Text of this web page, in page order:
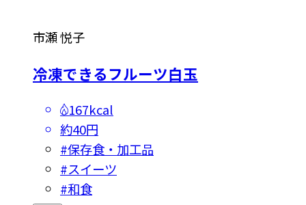
市瀬 悦子
冷凍できるフルーツ白玉
167kcal
約40円
#保存食・加工品
#スイーツ
#和食